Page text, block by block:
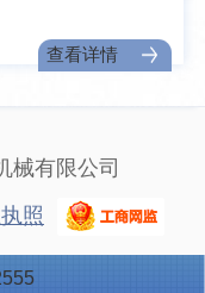
查看详情
械有限公司
照